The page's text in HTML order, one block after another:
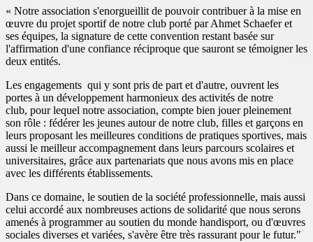
« Notre association s'enorgueillit de pouvoir contribuer à la mise en
œuvre du projet sportif de notre club porté par Ahmet Schaefer et
ses équipes, la signature de cette convention restant basée sur
l'affirmation d'une confiance réciproque que sauront se témoigner les
deux entités.
Les engagements qui y sont pris de part et d'autre, ouvrent les
portes à un développement harmonieux des activités de notre
club, pour lequel notre association, compte bien jouer pleinement
son rôle : fédérer les jeunes autour de notre club, filles et garçons en
leurs proposant les meilleures conditions de pratiques sportives, mais
aussi le meilleur accompagnement dans leurs parcours scolaires et
universitaires, grâce aux partenariats que nous avons mis en place
avec les différents établissements.
Dans ce domaine, le soutien de la société professionnelle, mais aussi
celui accordé aux nombreuses actions de solidarité que nous serons
amenés à programmer au soutien du monde handisport, ou d'œuvres
sociales diverses et variées, s'avère être très rassurant pour le futur."